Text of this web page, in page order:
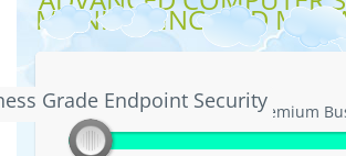
MONITORING AND
Grade Endpoint Security
Grade Endpoint SecurityPremium